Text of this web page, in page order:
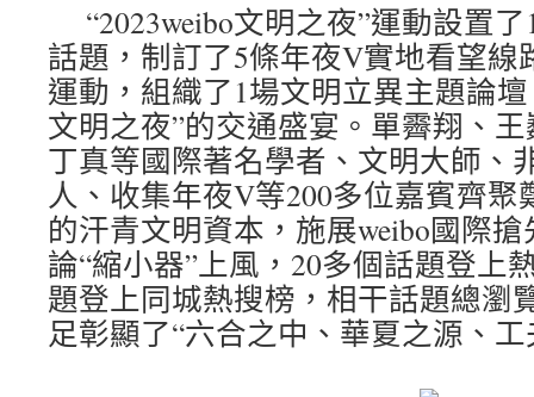
“2023weibo文明之夜”運動設置
話題，制訂了5條年夜V實地看望線
運動，組織了1場文明立異主題論壇
文明之夜”的交通盛宴。單霽翔、
丁真等國際著名學者、文明大師、
人、收集年夜V等200多位嘉賓齊
的汗青文明資本，施展weibo國際
論“縮小器”上風，20多個話題登上
題登上同城熱搜榜，相干話題總瀏
足彰顯了“六合之中、華夏之源、工